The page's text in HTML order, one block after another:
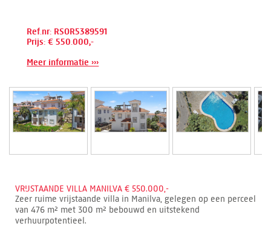
Ref.nr: RSOR5389591
Prijs: € 550.000,-
Meer informatie ›››
VRIJSTAANDE VILLA MANILVA € 550.000,-
Zeer ruime vrijstaande villa in Manilva, gelegen op een perceel
van 476 m² met 300 m² bebouwd en uitstekend
verhuurpotentieel.